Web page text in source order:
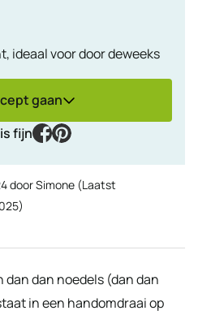
ideaal voor door deweeks
gaan
fijn
facebook
pinterest
doorSimone (Laatst
)
dan dan noedels (dan dan
in een handomdraai op